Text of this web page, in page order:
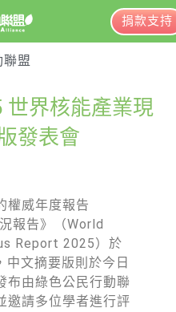
捐款支持
盟
世界核能產業現
發表會
權威年度報告
報告》（World
Report 2025）於
文摘要版則於今日
布由綠色公民行動聯
邀請多位學者進行評